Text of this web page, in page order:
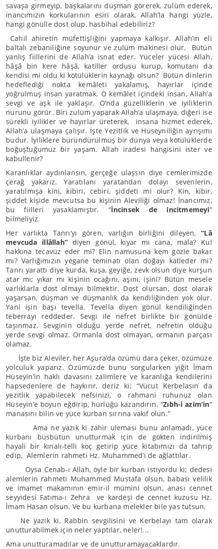
savaşa girmeyip, başkalarını düşman görerek, zulüm ederek,
inancımızın korkularının esiri olarak, Allah’la hangi yüzle,
hangi gönülle dost olup, hasbihal edebiliriz?
Cahil ahiretin müfettişliğini yapmaya kalkışır. Allah’ın eli
baltalı zebaniliğine soyunur ve zulüm makinesi olur. Bütün
yanlış fiillerini de Allah’a isnat eder. Yüceler yücesi Allah,
hâşâ bin kere hâşâ, katiller ordusu kurup, komutanı da
kendisi mi oldu ki kötülüklerin kaynağı olsun? Bütün dinlerin
hedeflediği nokta kemâleti yakalamış, hayırlar içinde
yoğrulmuş insan yaratmak. O kemâlet içindeki insan, Allah’a
sevgi ve aşk ile yaklaşır. O’nda güzelliklerin ve iyiliklerin
nurunu görür. Biri zulüm yaparak Allah’a ulaşmaya, diğeri ise
sürekli iyilikler ve hayırlar üreterek, insana hizmet ederek,
Allah’a ulaşmaya çalışır. İşte Yezitlik ve Hüseyniliğin ayrışımı
budur. İyiliklere büründürülmüş bir dünya veya kötülüklerde
boğuştuğumuz bir yaşam. Allah iradesi hangisini ister ve
kabullenir?
Karanlıklar aydınlansın, gerçeğe ulaşsın diye cemlerimizde
çerağ yakarız. Yaratılanı yaratandan dolayı sevenlerin,
yaratılmışa kini, kibiri, cebiri, şiddeti mi olur? Kin, kibir,
şiddet kişide mevcutsa bu kişinin Aleviliği olmaz! İnancımız,
bu fiilleri yasaklamıştır. “İncinsek de incitmemeyi”
bilmeliyiz.
Her varlıkta Tanrı’yı gören, varlığın birliğini dileyen,“Lâ
mevcuda illâllah” diyen gönül, kıyar mı cana, mala? Kul
hakkına tecavüz eder mi? Elin namusuna kem gözle bakar
mı? Varlığımızın yegane teminatı olan doğayı katleder mi?
Tanrı yarattı diye kurda, kuşa, geyiğe, zevk olsun diye kurşun
atar mı; yıkar mı kişinin ocağını, aşını, işini? Bütün mesele
varlıklarla dost olmayı bilmektir. Dost olursan, dost olarak
yaşarsan, düşman ve düşmanlık da kendiliğinden yok olur.
Yani işin başı tevella. Tevella diyen gönül kendiliğinden
teberrayı reddeder. Sevgi ile nefret birlikte bir gönülde
taşınmaz. Sevginin olduğu yerde nefret, nefretin olduğu
yerde sevgi olmaz. Ormanla dost olmayan, ormanın parçası
olamaz.
İşte biz Aleviler, her Aşura’da özümü dara çeker, özümüze
yolculuk yaparız. Özümüzde bunu sorgularken yiğit İmam
Hüseyin’in haklı davasını zalimlere ve karanlığa kendilerini
hapsedenlere de haykırır, deriz ki; “Vücut Kerbelasın da
yezitlik yapabilecek nefsinizi, o rahmani ruhunuz olan
Hüseyin’e boyun eğdirip, hürlüğü kazandırın. “Zıbh-i azim’in”
manasını bilin ve yüce kurban sırrına vakıf olun.”
Ama ne yazık ki zahir uleması bunu anlamadı, yüce
kurbanı büsbütün unutturmak için de gökten indirilmiş
hayali bir kınalı-telli koç getirip yüce kitabımızı da tahrip
edip, Alemlerin rahmeti Hz. Muhammed’i de ağlattılar.
Oysa Cenab-ı Allah, öyle bir kurban istiyordu ki; dedesi
alemlerin rahmeti Muhammed Mustafa olsun, babası velilik
ve imamet makamının emir-il mümini olsun, anası cennet
seyyidesi Fatıma-ı Zehra ve kardeşi de cennet kuzusu Hz.
İmam Hasan olsun. Ve bu kurbana melekler bile yas tutsun.
Ne yazık ki, Rabbin sevgilisini ve Kerbelayı tam olarak
unutturabilmek için neler yaptılar, neler!...
Ama unutturamadılar ve de unutturamayacaklardır.